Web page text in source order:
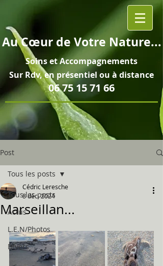
AuCœurde Votre Nature...
Soins etAccompagnements
Sur Rdv, en présentiel ou à distance
06 75 15 71 66
Post
Tous les posts
Actus
L.E.N/Photos
Divers
Tous les posts
Marseillan...
Cédric Leresche
8 déc. 2024